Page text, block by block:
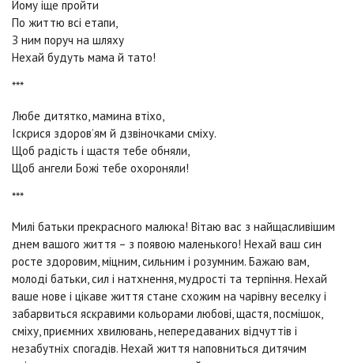
Йому іще пройти
По життю всі етапи,
З ним поруч на шляху
Нехай будуть мама й тато!
***
Любе дитятко, мамина втіхо,
Іскрися здоров’ям й дзвіночками сміху.
Щоб радість і щастя тебе обняли,
Щоб ангели Божі тебе охороняли!
***
Милі батьки прекрасного малюка! Вітаю вас з найщасливішим
днем ​​вашого життя – з появою маленького! Нехай ваш син
росте здоровим, міцним, сильним і розумним. Бажаю вам,
молоді батьки, сил і натхнення, мудрості та терпіння. Нехай
ваше нове і цікаве життя стане схожим на чарівну веселку і
забарвиться яскравими кольорами любові, щастя, посмішок,
сміху, приємних хвилювань, непередаваних відчуттів і
незабутніх спогадів. Нехай життя наповниться дитячим